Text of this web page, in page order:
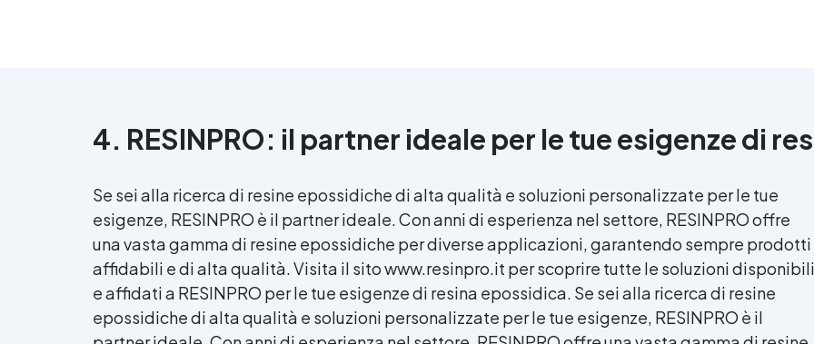
4. RESINPRO: il partner ideale per le tue esigenze di
Se sei alla ricerca di resine epossidiche di alta qualità e soluzioni personalizzate per le tue
esigenze, RESINPRO è il partner ideale. Con anni di esperienza nel settore, RESINPRO offre
una vasta gamma di resine epossidiche per diverse applicazioni, garantendo sempre prodotti
affidabili e di alta qualità. Visita il sito www.resinpro.it per scoprire tutte le soluzioni disponibili
e affidati a RESINPRO per le tue esigenze di resina epossidica. Se sei alla ricerca di resine
epossidiche di alta qualità e soluzioni personalizzate per le tue esigenze, RESINPRO è il